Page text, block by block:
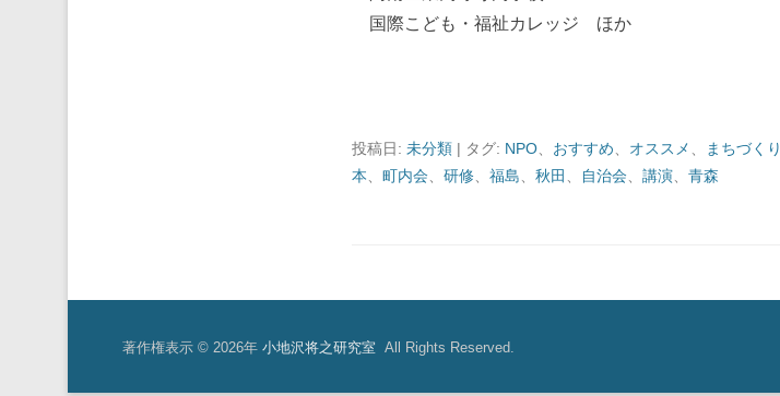
国際こども・福祉カレッジ ほか
投稿日: 未分類 | タグ: NPO おすすめ オススメ まちづくり
本
町内会 研修 福島 秋田 自治会 講演 青森
著作権表示 © 2026年 小地沢将之研究室 All Rights Reserved.